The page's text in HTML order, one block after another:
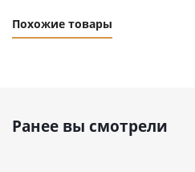
Похожие товары
Ранее вы смотрели